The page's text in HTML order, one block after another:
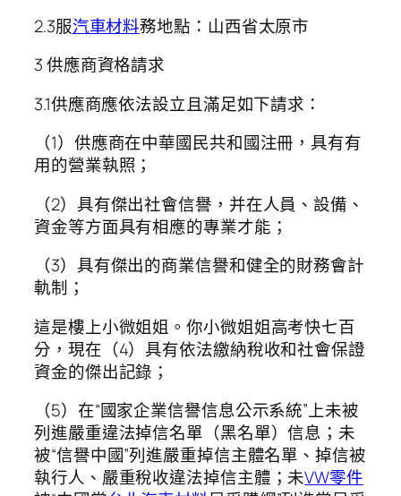
2.3服汽車材料務地點：山西省太原市
3 供應商資格請求
3.1供應商應依法設立且滿足如下請求：
（1）供應商在中華國民共和國注冊，具有有
用的營業執照；
（2）具有傑出社會信譽，并在人員、設備、
資金等方面具有相應的專業才能；
（3）具有傑出的商業信譽和健全的財務會計
軌制；
這是樓上小微姐姐。你小微姐姐高考快七百
分，現在（4）具有依法繳納稅收和社會保證
資金的傑出記錄；
（5）在“國家企業信譽信息公示系統”上未被
列進嚴重違法掉信名單（黑名單）信息；未
被“信譽中國”列進嚴重掉信主體名單、掉信被
執行人、嚴重稅收違法掉信主體；未VW零件